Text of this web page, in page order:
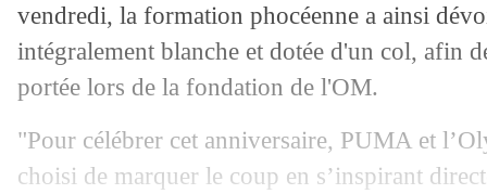
vendredi, la formation phocéenne a ainsi
intégralement blanche et dotée d'un col, afin
portée lors de la fondation de l'OM.
"Pour célébrer cet anniversaire, PUMA et
choisi de marquer le coup en s’inspirant
13/09 Real : Lunin a bien prolongé (officiel)
13/09 PSG: Barcola, Enrique pique les
Lyon : Orban ne bougera pas